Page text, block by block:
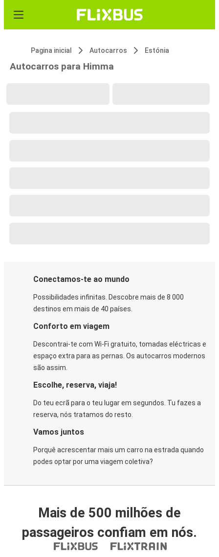
Pagina inicial Autocarros Estónia
Autocarros para Himma
Conectamos-te ao mundo
Possibilidades infinitas. Descobre mais de 8 000
destinos em mais de 40 países.
Conforto em viagem
Descontrai-te com Wi-Fi gratuito, tomadas eléctricas e
espaço extra para as pernas. Os autocarros modernos
são assim.
Escolhe, reserva, viaja!
Do teu ecrã para o teu lugar em segundos. Tu fazes a
reserva, nós tratamos do resto.
Vamos juntos
Porquê acrescentar mais um carro na estrada quando
podes optar por uma viagem coletiva?
Mais de 500 milhões de
passageiros confiam em nós.